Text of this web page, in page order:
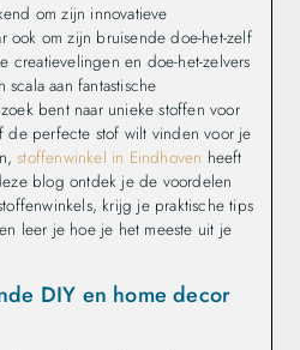
om zijn innovatieve
ook om zijn bruisende doe-het-zelf
creatievelingen en doe-het-zelvers
aan fantastische
bent naar unieke stoffen voor
de perfecte stof wilt vinden voor je
stoffenwinkel in Eindhoven heeft
blog ontdek je de voordelen
krijg je praktische tips
leer je hoe je het meeste uit je
DIY en home decor